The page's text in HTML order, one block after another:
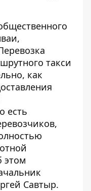
такси
как
есть
этом
Савтыр.